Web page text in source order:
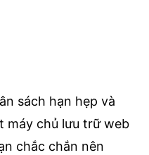
sách hạn hẹp và
máy chủ lưu trữ web
chắc chắn nên